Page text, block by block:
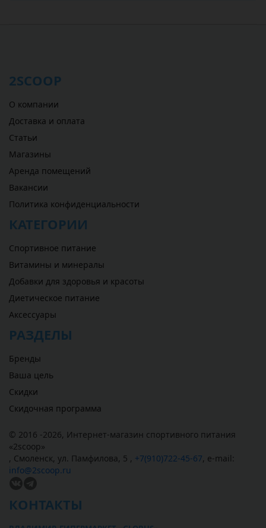
2SCOOP
О компании
Доставка и оплата
Статьи
Магазины
Аренда помещений
Вакансии
Политика конфиденциальности
КАТЕГОРИИ
Спортивное питание
Витамины и минералы
Добавки для здоровья и красоты
Диетическое питание
Аксессуары
РАЗДЕЛЫ
Бренды
Ваша цель
Скидки
Скидочная программа
© 2016 -2026, Интернет-магазин спортивного питания
«2scoop»
, Смоленск, ул. Памфилова, 5 , +7(910)722-45-67, e-mail:
info@2scoop.ru
КОНТАКТЫ